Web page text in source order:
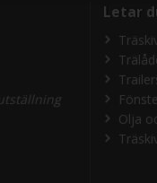
Letar
Olja